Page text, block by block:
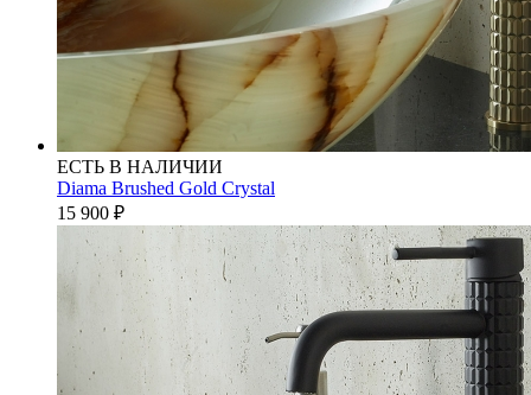
ЕСТЬ В НАЛИЧИИ
Diama Brushed Gold Crystal
15 900 ₽